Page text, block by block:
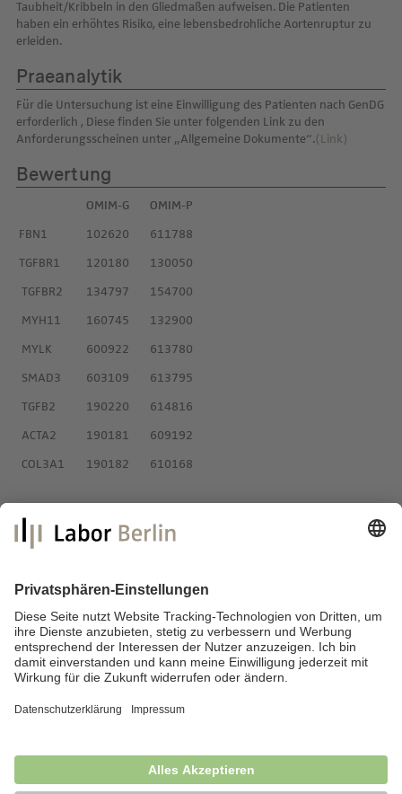
Taubheit/Kribbeln in den Gliedmaßen aufweisen. Die Patienten
haben ein erhöhtes Risiko, eine lebensbedrohliche Aortenruptur zu
erleiden.
Praeanalytik
Für die Untersuchung ist eine Einwilligung des Patienten nach GenDG
erforderlich , Diese finden Sie unter folgenden Link zu den
Anforderungsscheinen unter „Allgemeine Dokumente“.(Link)
Bewertung
OMIM-G OMIM-P
FBN1 102620 611788
TGFBR1 120180 130050
TGFBR2 134797 154700
MYH11 160745 132900
MYLK 600922 613780
SMAD3 603109 613795
TGFB2 190220 614816
ACTA2 190181 609192
COL3A1 190182 610168
Labor Berlin – Charité Vivantes GmbH
Sylter Straße 2
13353 Berlin
E-Mail:info@laborberlin.com
Telefon: +49 (30) 405 026-800
Telefax: +49 (30) 405 026-600
News